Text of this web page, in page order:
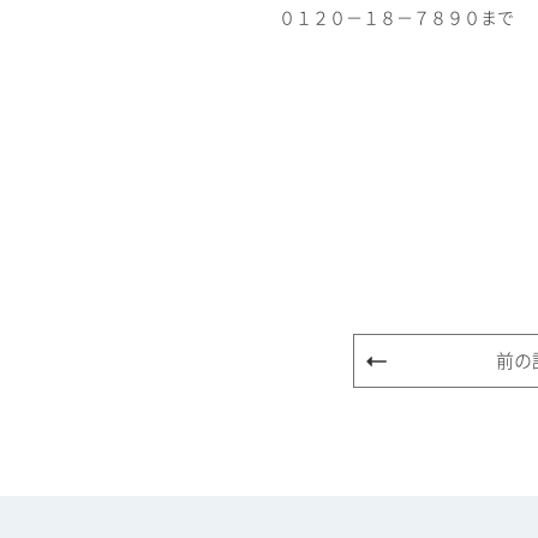
０１２０－１８－７８９０まで
前の